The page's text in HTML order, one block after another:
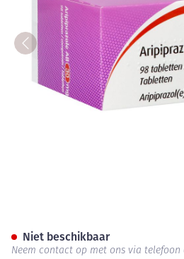
Niet beschikbaar
Neem contact op met ons via